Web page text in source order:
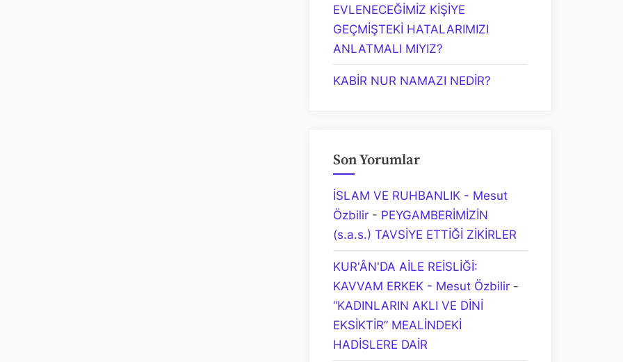
EVLENECEĞİMİZ KİŞİYE
GEÇMİŞTEKİ HATALARIMIZI
ANLATMALI MIYIZ?
KABİR NUR NAMAZI NEDİR?
Son Yorumlar
İSLAM VE RUHBANLIK - Mesut
Özbilir - PEYGAMBERİMİZİN
(s.a.s.) TAVSİYE ETTİĞİ ZİKİRLER
KUR'ÂN'DA AİLE REİSLİĞİ:
KAVVAM ERKEK - Mesut Özbilir -
“KADINLARIN AKLI VE DİNİ
EKSİKTİR” MEALİNDEKİ
HADİSLERE DAİR